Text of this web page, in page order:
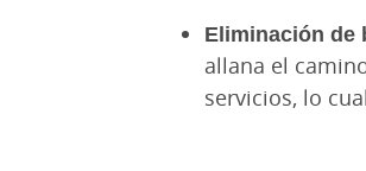
Eliminación de
allana el
servicios, lo